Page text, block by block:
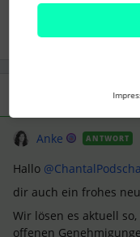
1 Personen gefällt
Anke ANTWORT
Hallo
dir auch ein frohes
Wir lösen es aktuell
offenen